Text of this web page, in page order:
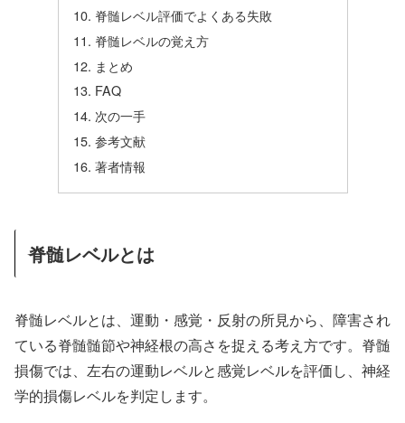
脊髄レベル評価でよくある失敗
脊髄レベルの覚え方
まとめ
FAQ
次の一手
参考文献
著者情報
脊髄レベルとは
脊髄レベルとは、運動・感覚・反射の所見から、障害され
ている脊髄髄節や神経根の高さを捉える考え方です。脊髄
損傷では、左右の運動レベルと感覚レベルを評価し、神経
学的損傷レベルを判定します。